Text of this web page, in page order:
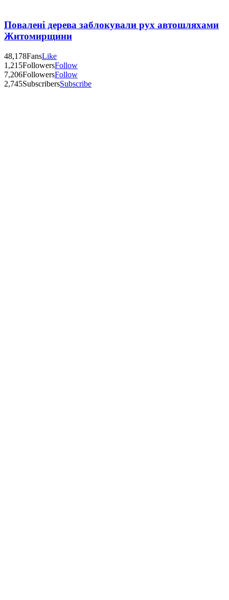
Повалені дерева заблокували рух автошляхами
Житомирщини
48,178FansLike
1,215FollowersFollow
7,206FollowersFollow
2,745SubscribersSubscribe